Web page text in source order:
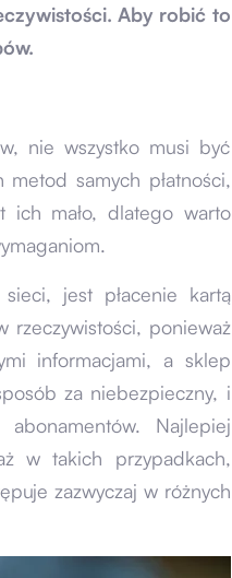
Aby robić to
nie wszystko musi być
samych płatności,
ich mało, dlatego warto
jest płacenie kartą
rzeczywistości, ponieważ
informacjami, a sklep
za niebezpieczny, i
Najlepiej
w takich przypadkach,
zazwyczaj w różnych